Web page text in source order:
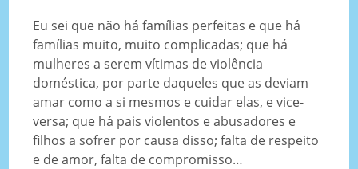
Eu sei que não há famílias perfeitas e que há
famílias muito, muito complicadas; que há
mulheres a serem vítimas de violência
doméstica, por parte daqueles que as deviam
amar como a si mesmos e cuidar elas, e vice-
versa; que há pais violentos e abusadores e
filhos a sofrer por causa disso; falta de respeito
e de amor, falta de compromisso…